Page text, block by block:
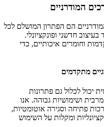
המודרניים
הם הפתרון המושלם לכל
חדשני ופונקציונלי.
וחומרים איכותיים, כדי
מתקדמים
יכול לכלול גם פתרונות
ושימושיות גבוהה. אנו
פתיחה וסגירה אוטומטיות,
ומקלות על השימוש